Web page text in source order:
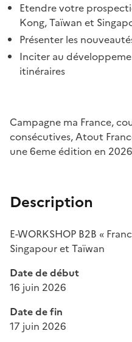
Etendre votre
Kong, Taïwan et
Présenter les
Inciter au
itinéraires
Campagne ma France,
consécutives, Atout
une 6eme édition en
Description
E-WORKSHOP B2B «
Singapour et Taïwan
Date de début
16 juin 2026
Date de fin
17 juin 2026